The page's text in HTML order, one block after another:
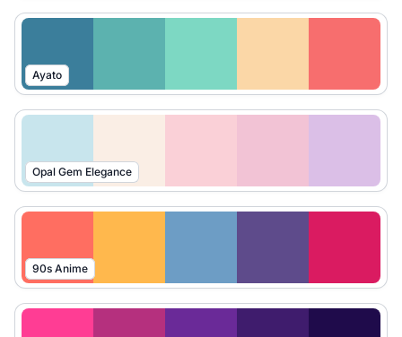
Ayato
Opal Gem Elegance
90s Anime